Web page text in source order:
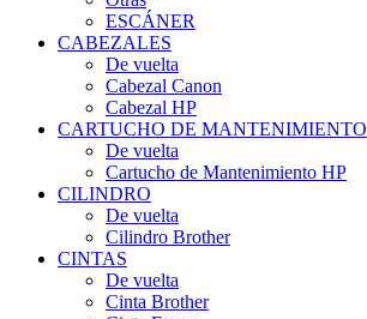
ESCÁNER
CABEZALES
De vuelta
Cabezal Canon
Cabezal HP
CARTUCHO DE MANTENIMIENTO
De vuelta
Cartucho de Mantenimiento HP
CILINDRO
De vuelta
Cilindro Brother
CINTAS
De vuelta
Cinta Brother